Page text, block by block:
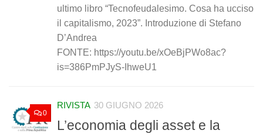
ultimo libro “Tecnofeudalesimo. Cosa ha ucciso
il capitalismo, 2023”. Introduzione di Stefano
D’Andrea
FONTE: https://youtu.be/xOeBjPWo8ac?
is=386PmPJyS-IhweU1
0
RIVISTA 30 GIUGNO 2026
L’economia degli asset e la